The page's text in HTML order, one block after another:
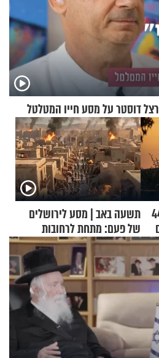
דוסטר על מסע חייו המטלטל
עד 44
תשעה באב | מסע לירושלים
של פעם: מתחת לרחובות
ירושלים